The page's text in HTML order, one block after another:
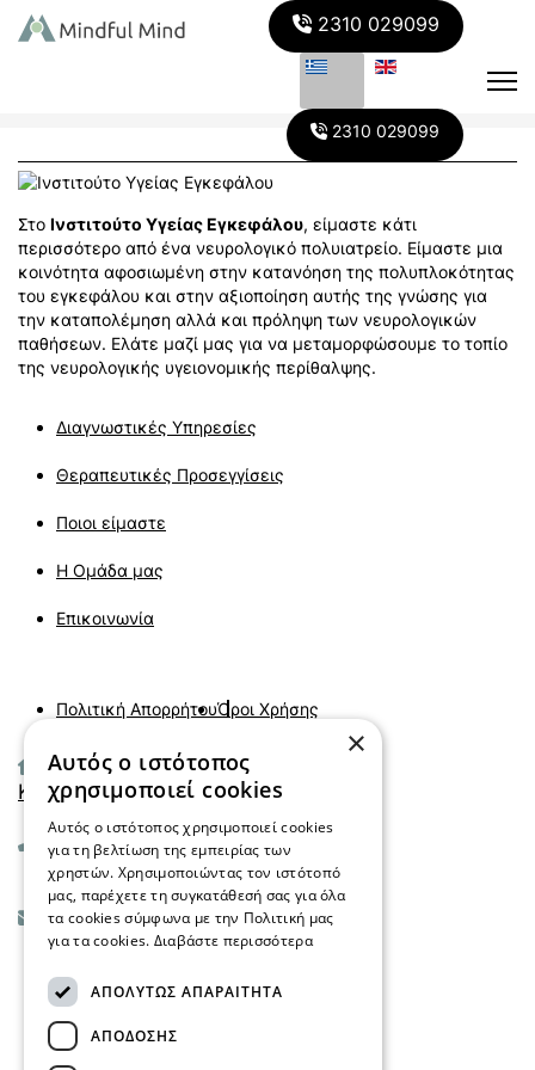
2310 029099
2310 029099
Στο Ινστιτούτο Υγείας Εγκεφάλου, είμαστε κάτι
περισσότερο από ένα νευρολογικό πολυιατρείο. Είμαστε μια
κοινότητα αφοσιωμένη στην κατανόηση της πολυπλοκότητας
του εγκεφάλου και στην αξιοποίηση αυτής της γνώσης για
την καταπολέμηση αλλά και πρόληψη των νευρολογικών
παθήσεων. Ελάτε μαζί μας για να μεταμορφώσουμε το τοπίο
της νευρολογικής υγειονομικής περίθαλψης.
Διαγνωστικές Υπηρεσίες
Θεραπευτικές Προσεγγίσεις
Ποιοι είμαστε
Η Ομάδα μας
Επικοινωνία
Πολιτική ΑπορρήτουΌροι Χρήσης
Αιγαίου 45 τ.κ 55133
Καλαμαριά - Θεσσαλονίκη
+30 2310 029099
info@mindfulmind.gr
Fb. In.X.
×
Αυτός ο ιστότοπος
χρησιμοποιεί cookies
Αυτός ο ιστότοπος χρησιμοποιεί cookies
για τη βελτίωση της εμπειρίας των
χρηστών. Χρησιμοποιώντας τον ιστότοπό
μας, παρέχετε τη συγκατάθεσή σας για όλα
τα cookies σύμφωνα με την Πολιτική μας
για τα cookies. Διαβάστε περισσότερα
ΑΠΟΛΎΤΩΣ ΑΠΑΡΑΊΤΗΤΑ
ΑΠΌΔΟΣΗΣ